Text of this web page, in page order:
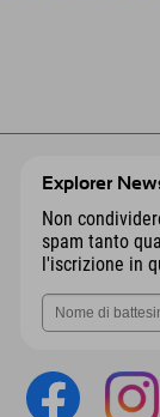
Explorer
Non
spam tanto
l'iscrizione in